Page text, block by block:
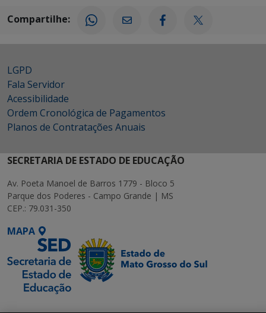
Compartilhe:
LGPD
Fala Servidor
Acessibilidade
Ordem Cronológica de Pagamentos
Planos de Contratações Anuais
SECRETARIA DE ESTADO DE EDUCAÇÃO
Av. Poeta Manoel de Barros 1779 - Bloco 5
Parque dos Poderes - Campo Grande | MS
CEP.: 79.031-350
MAPA